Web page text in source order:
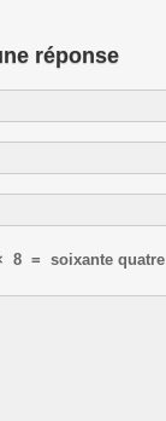
réponse
8 = soixante quatre